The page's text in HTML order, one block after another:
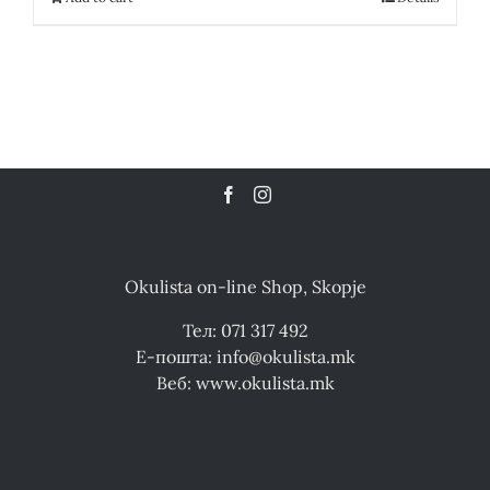
Okulista on-line Shop, Skopje
Тел: 071 317 492
Е-пошта: info@okulista.mk
Веб: www.okulista.mk